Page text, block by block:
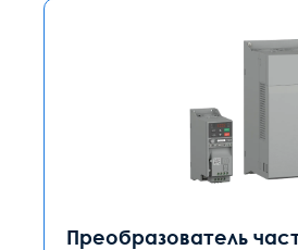
Преобразователь